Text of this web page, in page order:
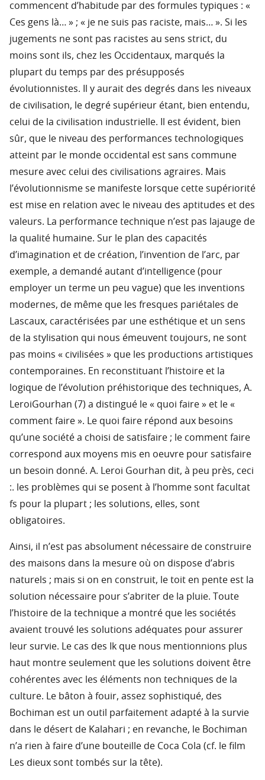
commencent d’habitude par des formules typiques : «
Ces gens là… » ; « je ne suis pas raciste, mais… ». Si les
jugements ne sont pas racistes au sens strict, du
moins sont ils, chez les Occidentaux, marqués la
plupart du temps par des présupposés
évolutionnistes. Il y aurait des degrés dans les niveaux
de civilisation, le degré supérieur étant, bien entendu,
celui de la civilisation industrielle. Il est évident, bien
sûr, que le niveau des performances technologiques
atteint par le monde occidental est sans commune
mesure avec celui des civilisations agraires. Mais
l’évolutionnisme se manifeste lorsque cette supériorité
est mise en relation avec le niveau des aptitudes et des
valeurs. La performance technique n’est pas lajauge de
la qualité humaine. Sur le plan des capacités
d’imagination et de création, l’invention de l’arc, par
exemple, a demandé autant d’intelligence (pour
employer un terme un peu vague) que les inventions
modernes, de même que les fresques pariétales de
Lascaux, caractérisées par une esthétique et un sens
de la stylisation qui nous émeuvent toujours, ne sont
pas moins « civilisées » que les productions artistiques
contemporaines. En reconstituant l’histoire et la
logique de l’évolution préhistorique des techniques, A.
LeroiGourhan (7) a distingué le « quoi faire » et le «
comment faire ». Le quoi faire répond aux besoins
qu’une société a choisi de satisfaire ; le comment faire
correspond aux moyens mis en oeuvre pour satisfaire
un besoin donné. A. Leroi Gourhan dit, à peu près, ceci
:. les problèmes qui se posent à l’homme sont facultat
fs pour la plupart ; les solutions, elles, sont
obligatoires.
Ainsi, il n’est pas absolument nécessaire de construire
des maisons dans la mesure où on dispose d’abris
naturels ; mais si on en construit, le toit en pente est la
solution nécessaire pour s’abriter de la pluie. Toute
l’histoire de la technique a montré que les sociétés
avaient trouvé les solutions adéquates pour assurer
leur survie. Le cas des Ik que nous mentionnions plus
haut montre seulement que les solutions doivent être
cohérentes avec les éléments non techniques de la
culture. Le bâton à fouir, assez sophistiqué, des
Bochiman est un outil parfaitement adapté à la survie
dans le désert de Kalahari ; en revanche, le Bochiman
n’a rien à faire d’une bouteille de Coca Cola (cf. le film
Les dieux sont tombés sur la tête).